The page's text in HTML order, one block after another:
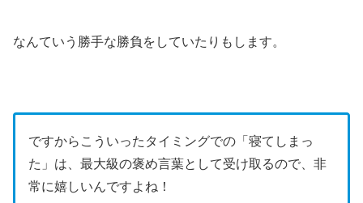
なんていう勝手な勝負をしていたりもします。
ですからこういったタイミングでの「寝てしまっ
た」は、最大級の褒め言葉として受け取るので、非
常に嬉しいんですよね！